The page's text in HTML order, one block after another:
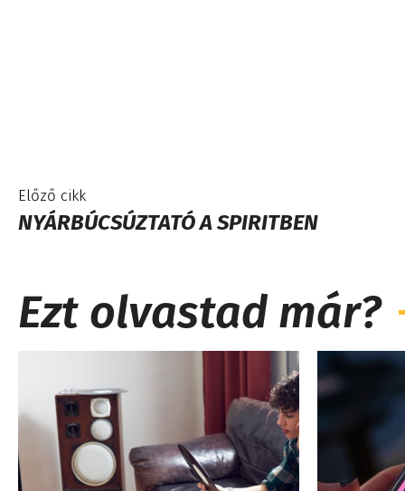
Előző cikk
NYÁRBÚCSÚZTATÓ A SPIRITBEN
Ezt olvastad már?